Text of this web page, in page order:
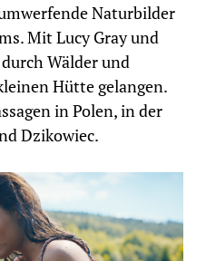
Naturbilder
Mit Lucy Gray und
Wälder und
Hütte gelangen.
in Polen, in der
Dzikowiec.